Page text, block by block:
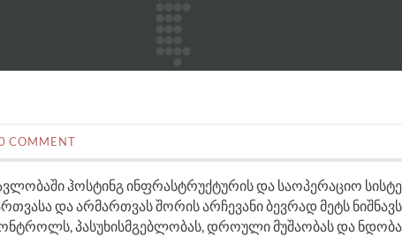
COMMENT
ჰოსტინგ ინფრასტრუქტურის და საოპერაციო
და არმართვას შორის არჩევანი ბევრად მეტს
პასუხისმგებლობას, დროული მუშაობას და